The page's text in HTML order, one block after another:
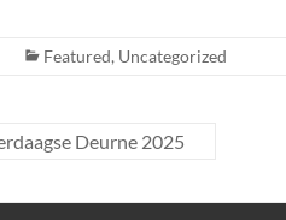
Featured, Uncategorized
Deurne 2025